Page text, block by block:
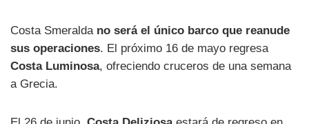
Costa Smeralda no será el único barco que reanude
sus operaciones. El próximo 16 de mayo regresa
Costa Luminosa, ofreciendo cruceros de una semana
a Grecia.